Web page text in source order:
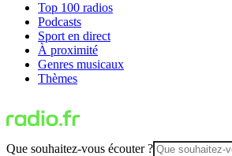
Top 100 radios
Podcasts
Sport en direct
À proximité
Genres musicaux
Thèmes
Que souhaitez-vous écouter ?